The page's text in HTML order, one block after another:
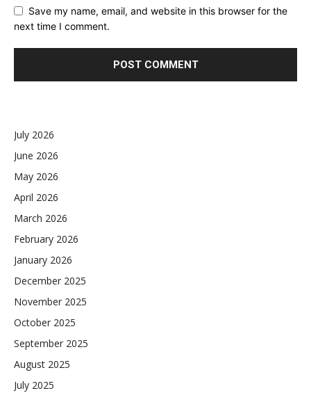
Save my name, email, and website in this browser for the
next time I comment.
July 2026
June 2026
May 2026
April 2026
March 2026
February 2026
January 2026
December 2025
November 2025
October 2025
September 2025
August 2025
July 2025